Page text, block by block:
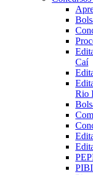
Caí
Rio